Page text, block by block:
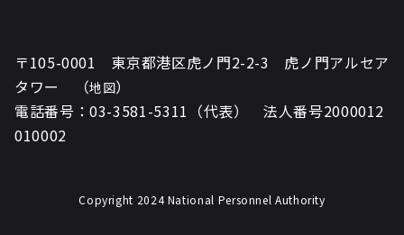
〒105-0001 東京都港区虎ノ門2-2-3 虎ノ門アルセア
タワー （地図）
電話番号：03-3581-5311（代表） 法人番号2000012
010002
Copyright 2024 National Personnel Authority